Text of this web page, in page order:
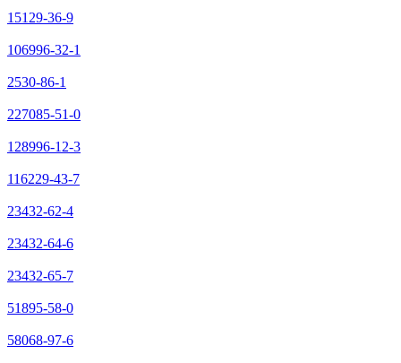
15129-36-9
106996-32-1
2530-86-1
227085-51-0
128996-12-3
116229-43-7
23432-62-4
23432-64-6
23432-65-7
51895-58-0
58068-97-6